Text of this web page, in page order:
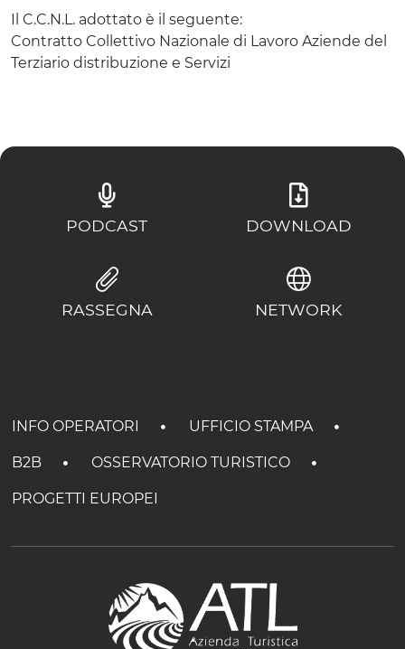
Il C.C.N.L. adottato è il seguente:
Contratto Collettivo Nazionale di Lavoro Aziende del
Terziario distribuzione e Servizi
PODCAST DOWNLOAD
RASSEGNA NETWORK
INFO OPERATORI UFFICIO STAMPA
B2B OSSERVATORIO TURISTICO
PROGETTI EUROPEI